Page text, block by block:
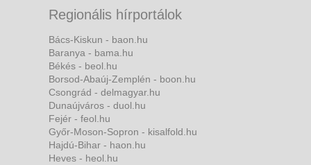
Regionális hírportálok
Bács-Kiskun - baon.hu
Baranya - bama.hu
Békés - beol.hu
Borsod-Abaúj-Zemplén - boon.hu
Csongrád - delmagyar.hu
Dunaújváros - duol.hu
Fejér - feol.hu
Győr-Moson-Sopron - kisalfold.hu
Hajdú-Bihar - haon.hu
Heves - heol.hu